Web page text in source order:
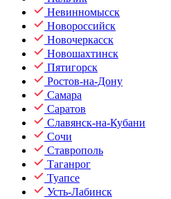
Невинномысск
Новороссийск
Новочеркасск
Новошахтинск
Пятигорск
Ростов-на-Дону
Самара
Саратов
Славянск-на-Кубани
Сочи
Ставрополь
Таганрог
Туапсе
Усть-Лабинск